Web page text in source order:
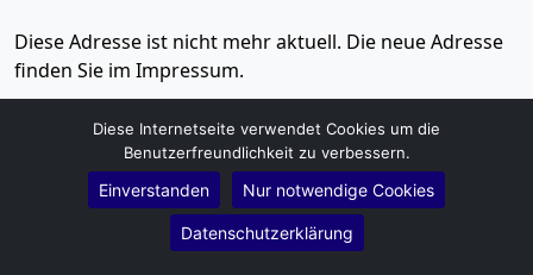
Diese Adresse ist nicht mehr aktuell. Die neue Adresse
finden Sie im Impressum.
Schneitler Umzüge
Steven Schreiber
Heinrich-Heine-Straße 48A
Zeuthen
Diese Internetseite verwendet Cookies um die
Benutzerfreundlichkeit zu verbessern.
Einverstanden Nur notwendige Cookies
Datenschutzerklärung